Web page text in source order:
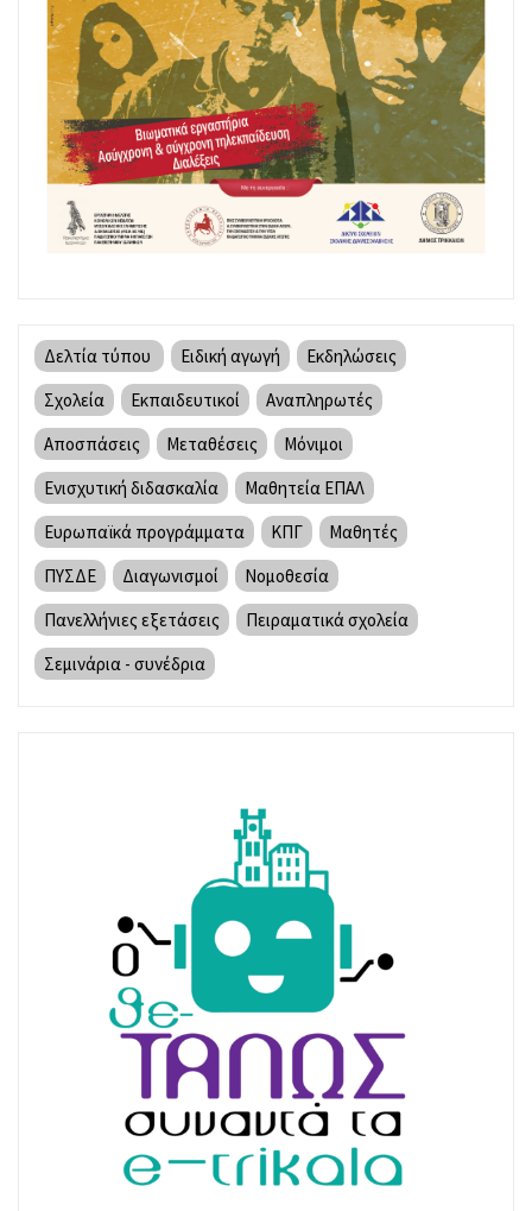
Δελτία τύπου Ειδική αγωγή
Εκδηλώσεις
Σχολεία
Εκπαιδευτικοί
Αναπληρωτές
Αποσπάσεις
Μεταθέσεις
Μόνιμοι
Ενισχυτική διδασκαλία
Μαθητεία ΕΠΑΛ
Ευρωπαϊκά προγράμματα
ΚΠΓ
Μαθητές
ΠΥΣΔΕ
Διαγωνισμοί
Νομοθεσία
Πανελλήνιες εξετάσεις
Πειραματικά σχολεία
Σεμινάρια - συνέδρια